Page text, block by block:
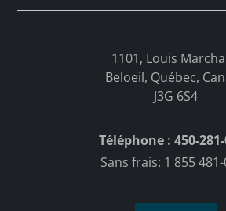
1101, Louis
Beloeil, Québec,
J3G 6S4
Téléphone : 450-281-
Sans frais: 1 855 481-